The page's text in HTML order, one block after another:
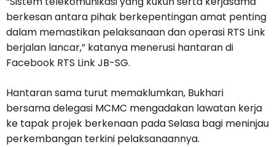
berkesan antara pihak berkepentingan amat penting
dalam memastikan pelaksanaan dan operasi RTS Link
berjalan lancar,” katanya menerusi hantaran di
Facebook RTS Link JB-SG.
Hantaran sama turut memaklumkan, Bukhari
bersama delegasi MCMC mengadakan lawatan kerja
ke tapak projek berkenaan pada Selasa bagi meninjau
perkembangan terkini pelaksanaannya.